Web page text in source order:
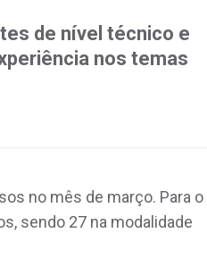
de nível técnico e
nos temas
no mês de março. Para o
sendo 27 na modalidade